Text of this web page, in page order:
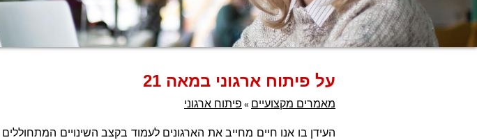
על פיתוח ארגוני במאה 21
מאמרים מקצועיים » פיתוח ארגוני
העידן בו אנו חיים מחייב את הארגונים לעמוד בקצב השינויים